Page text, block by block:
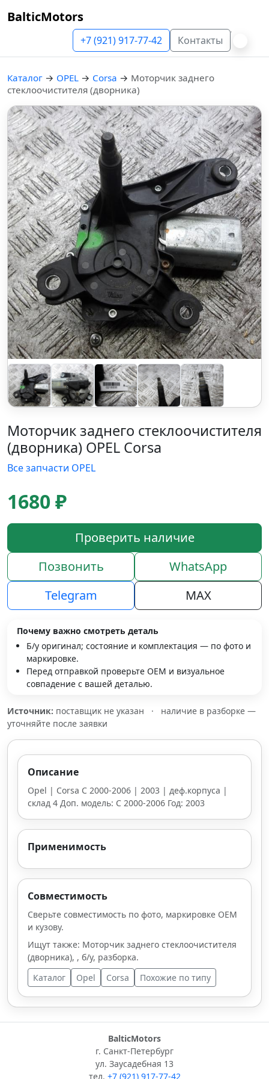
BalticMotors
+7 (921) 917-77-42 Контакты
Каталог → OPEL → Corsa → Моторчик заднего
стеклоочистителя (дворника)
Моторчик заднего стеклоочистителя
(дворника) OPEL Corsa
Все запчасти OPEL
1680 ₽
Проверить наличие
Позвонить
WhatsApp
Telegram
MAX
Почему важно смотреть деталь
Б/у оригинал; состояние и комплектация — по фото и
маркировке.
Перед отправкой проверьте OEM и визуальное
совпадение с вашей деталью.
Источник: поставщик не указан ·
наличие в разборке —
уточняйте после заявки
Описание
Opel | Corsa C 2000-2006 | 2003 | деф.корпуса |
склад 4 Доп. модель: C 2000-2006 Год: 2003
Применимость
Совместимость
Сверьте совместимость по фото, маркировке OEM
и кузову.
Ищут также: Моторчик заднего стеклоочистителя
(дворника), , б/у, разборка.
Каталог
Opel Corsa Похожие по типу
BalticMotors
г. Санкт-Петербург
ул. Заусадебная 13
тел. +7 (921) 917-77-42